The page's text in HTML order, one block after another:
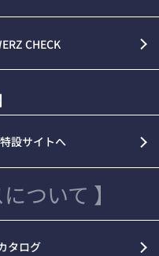
CHECK
設サイトへ
ついて 】
タログ